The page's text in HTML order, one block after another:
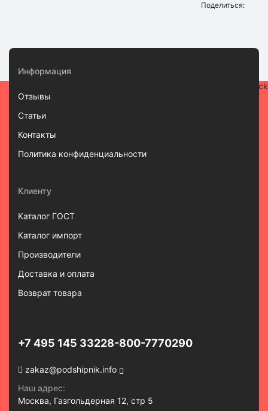
Поделиться:
Информация
Отзывы
Статьи
Контакты
Политика конфиденциальности
Клиенту
Каталог ГОСТ
Каталог импорт
Производители
Доставка и оплата
Возврат товара
+7 495 145 33228-800-7770290
zakaz@podshipnik.info
Наш адрес:
Москва, Газгольдерная 12, стр 5